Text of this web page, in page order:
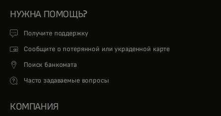
НУЖНА ПОМОЩЬ?
Получите поддержку
Сообщите о потерянной или украденной карте
Поиск банкомата
Часто задаваемые вопросы
КОМПАНИЯ